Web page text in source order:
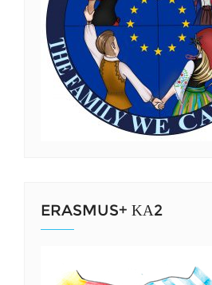
ERASMUS+ ΚΑ2